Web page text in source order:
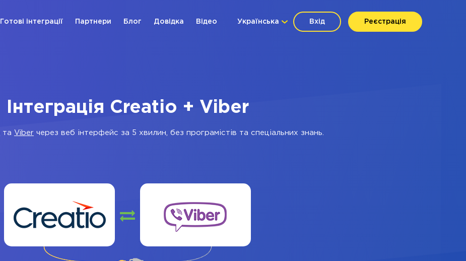
Вхід Реєстрація
Українська
Готові інтеграції Партнери Блог Довідка Відео
Інтеграція Creatio + Viber
та Viber через веб інтерфейс за 5 хвилин, без програмістів та спеціальних знань.